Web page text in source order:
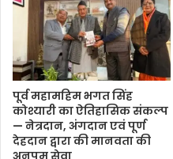
पूर्व महामहिम भगत सिंह
कोश्यारी का ऐतिहासिक संकल्प
— नेत्रदान, अंगदान एवं पूर्ण
देहदान द्वारा की मानवता की